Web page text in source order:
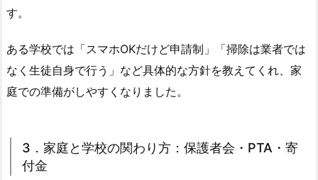
す。
ある学校では「スマホOKだけど申請制」「掃除は業者では
なく生徒自身で行う」など具体的な方針を教えてくれ、家
庭での準備がしやすくなりました。
3．家庭と学校の関わり方：保護者会・PTA・寄
付金